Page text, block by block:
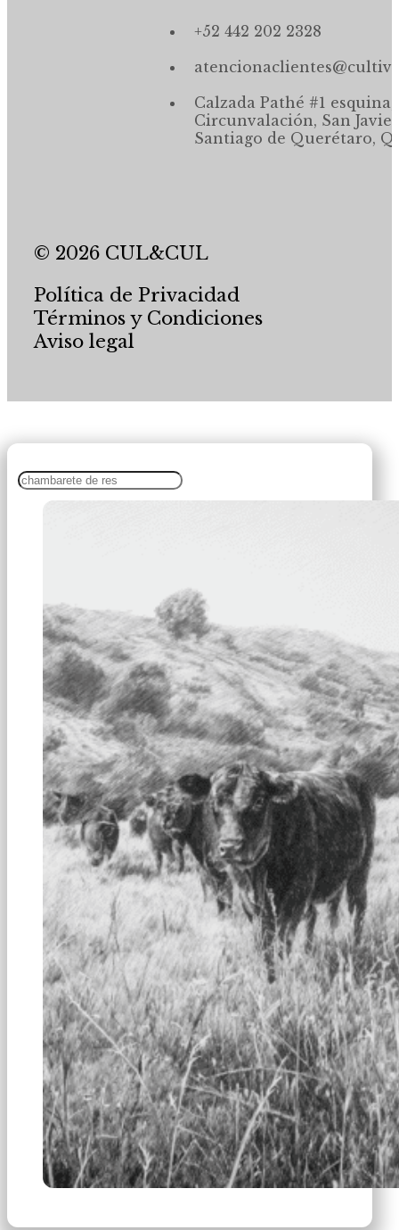
+52 442 202 2328
Calzada Pathé #1 esquina,
Circunvalación, San
Santiago de Querétaro,
© 2026 CUL&CUL
Política de Privacidad
Términos y Condiciones
Aviso legal